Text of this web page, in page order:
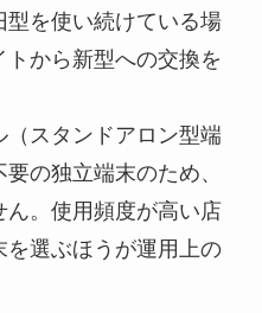
を使い続けている場
から新型への交換を
（スタンドアロン型端
の独立端末のため、
。使用頻度が高い店
選ぶほうが運用上の